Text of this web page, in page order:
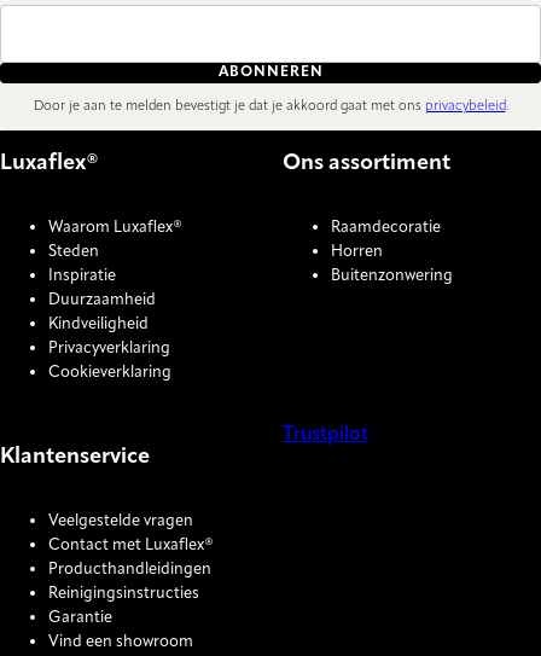
ABONNEREN
Door je aan te melden bevestigt je dat je akkoord gaat met ons privacybeleid.
Luxaflex®
Waarom Luxaflex®
Steden
Inspiratie
Duurzaamheid
Kindveiligheid
Privacyverklaring
Cookieverklaring
Ons assortiment
Raamdecoratie
Horren
Buitenzonwering
Klantenservice
Veelgestelde vragen
Contact met Luxaflex®
Producthandleidingen
Reinigingsinstructies
Garantie
Vind een showroom
Trustpilot